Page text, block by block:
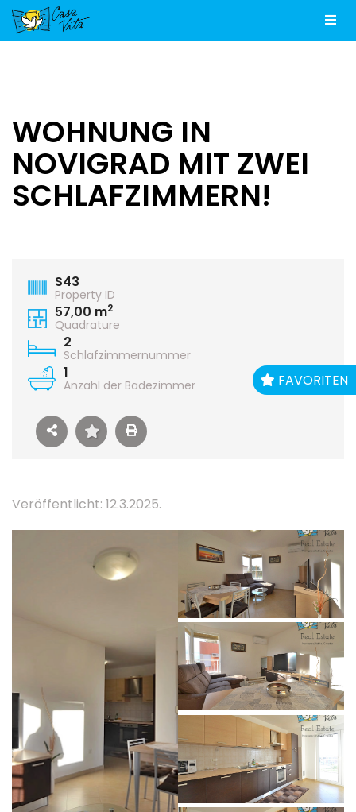
FAVORITEN
WOHNUNG IN
NOVIGRAD MIT ZWEI
SCHLAFZIMMERN!
S43
Property ID
57,00 m2
Quadrature
2
Schlafzimmernummer
1
Anzahl der Badezimmer
Veröffentlicht: 12.3.2025.